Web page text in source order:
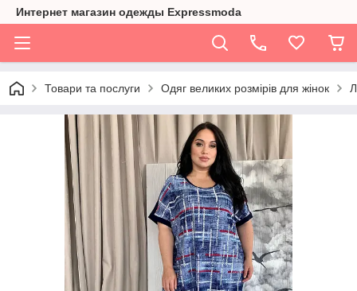
Интернет магазин одежды Expressmoda
Товари та послуги Одяг великих розмірів для жінок